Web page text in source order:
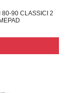
80-90 CLASSICI 2